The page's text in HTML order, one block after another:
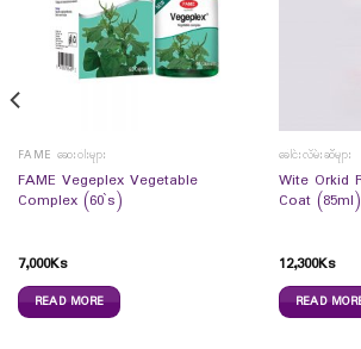
FAME ဆေးဝါးများ
FAME Vegeplex Vegetable
Complex (60`s)
7,000Ks
READ MORE
ခေါင်းလိမ်းဆီများ
Wite Orkid
Coat (85ml)
12,300Ks
READ